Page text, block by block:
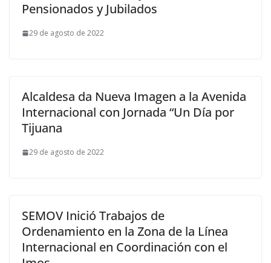
Pensionados y Jubilados
29 de agosto de 2022
Alcaldesa da Nueva Imagen a la Avenida
Internacional con Jornada “Un Día por
Tijuana
29 de agosto de 2022
SEMOV Inició Trabajos de
Ordenamiento en la Zona de la Línea
Internacional en Coordinación con el